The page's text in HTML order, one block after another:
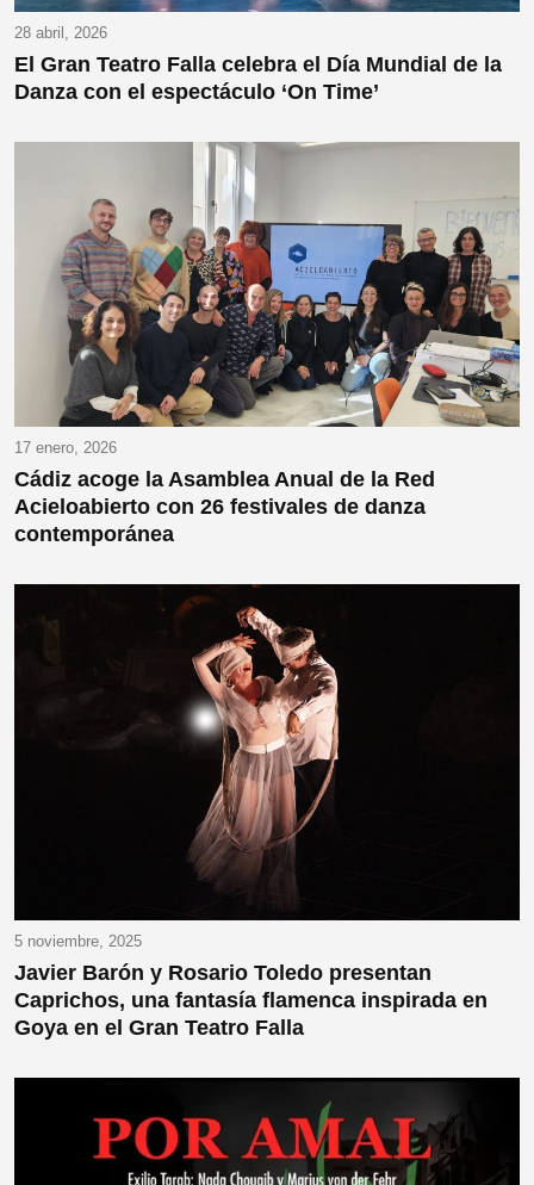
28 abril, 2026
El Gran Teatro Falla celebra el Día Mundial de la
Danza con el espectáculo ‘On Time’
17 enero, 2026
Cádiz acoge la Asamblea Anual de la Red
Acieloabierto con 26 festivales de danza
contemporánea
5 noviembre, 2025
Javier Barón y Rosario Toledo presentan
Caprichos, una fantasía flamenca inspirada en
Goya en el Gran Teatro Falla